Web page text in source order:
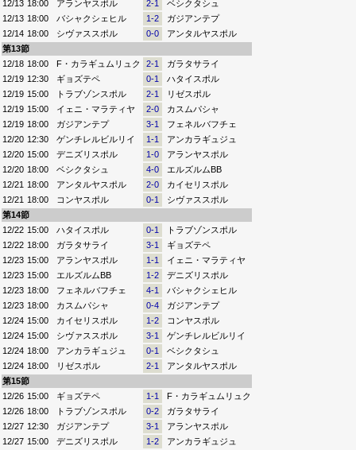
12/13 18:00 アランヤスポル 2-1
ベシクタシュ
12/13 18:00 バシャクシェヒル 1-2
ガジアンテプ
12/14 18:00 シヴァススポル 0-0
アンタルヤスポル
第13節
12/18 18:00 F・カラギュムリュク 2-1
ガラタサライ
12/19 12:30 ギョズテペ 0-1
ハタイスポル
12/19 15:00 トラブゾンスポル 2-1
リゼスポル
12/19 15:00 イェニ・マラティヤ 2-0
カスムパシャ
12/19 18:00 ガジアンテプ 3-1
フェネルバフチェ
12/20 12:30 ゲンチレルビルリイ 1-1
アンカラギュジュ
12/20 15:00 デニズリスポル 1-0
アランヤスポル
12/20 18:00 ベシクタシュ 4-0
エルズルムBB
12/21 18:00 アンタルヤスポル 2-0
カイセリスポル
12/21 18:00 コンヤスポル 0-1
シヴァススポル
第14節
12/22 15:00 ハタイスポル 0-1
トラブゾンスポル
12/22 18:00 ガラタサライ 3-1
ギョズテペ
12/23 15:00 アランヤスポル 1-1
イェニ・マラティヤ
12/23 15:00 エルズルムBB 1-2
デニズリスポル
12/23 18:00 フェネルバフチェ 4-1
バシャクシェヒル
12/23 18:00 カスムパシャ 0-4
ガジアンテプ
12/24 15:00 カイセリスポル 1-2
コンヤスポル
12/24 15:00 シヴァススポル 3-1
ゲンチレルビルリイ
12/24 18:00 アンカラギュジュ 0-1
ベシクタシュ
12/24 18:00 リゼスポル 2-1
アンタルヤスポル
第15節
12/26 15:00 ギョズテペ 1-1
F・カラギュムリュク
12/26 18:00 トラブゾンスポル 0-2
ガラタサライ
12/27 12:30 ガジアンテプ 3-1
アランヤスポル
12/27 15:00 デニズリスポル 1-2
アンカラギュジュ